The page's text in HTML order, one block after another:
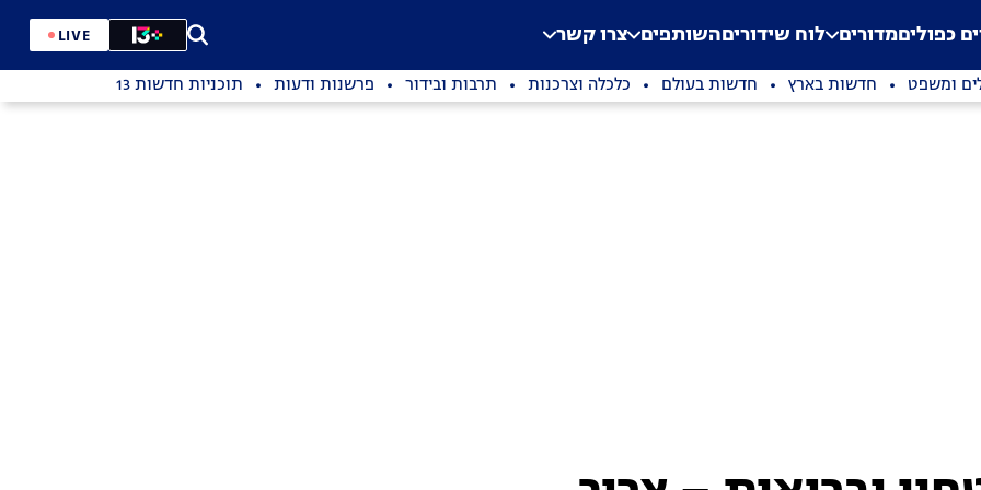
Application error: a
. כפוליםמדורים לוח שידוריםהשותפים צרו קשר LIVE
ומשפט חדשות בארץ חדשות בעולם כלכלה וצרכנות תרבות ובידור פרשנות ודעות תוכניות חדשות 13